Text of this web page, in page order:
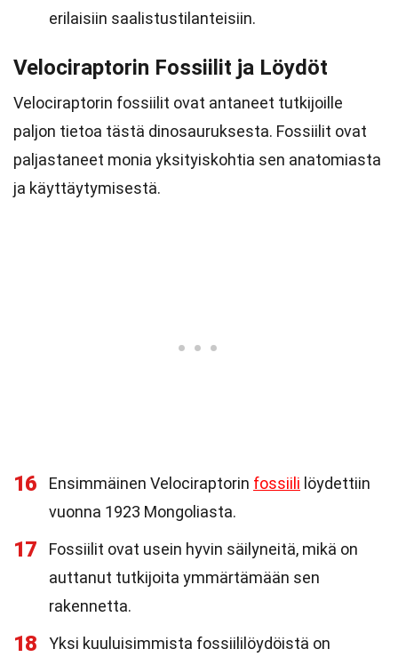
erilaisiin saalistustilanteisiin.
Velociraptorin Fossiilit ja Löydöt
Velociraptorin fossiilit ovat antaneet tutkijoille
paljon tietoa tästä dinosauruksesta. Fossiilit ovat
paljastaneet monia yksityiskohtia sen anatomiasta
ja käyttäytymisestä.
16 Ensimmäinen Velociraptorin fossiili löydettiin
vuonna 1923 Mongoliasta.
17
Fossiilit ovat usein hyvin säilyneitä, mikä on
auttanut tutkijoita ymmärtämään sen
rakennetta.
18
Yksi kuuluisimmista fossiililöydöistä on